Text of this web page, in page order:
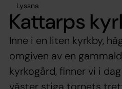
Lyssna
Kattarps
Inne i en liten kyrkby,
omgiven av en
kyrkogård, finner vi i
väster stiga tornets